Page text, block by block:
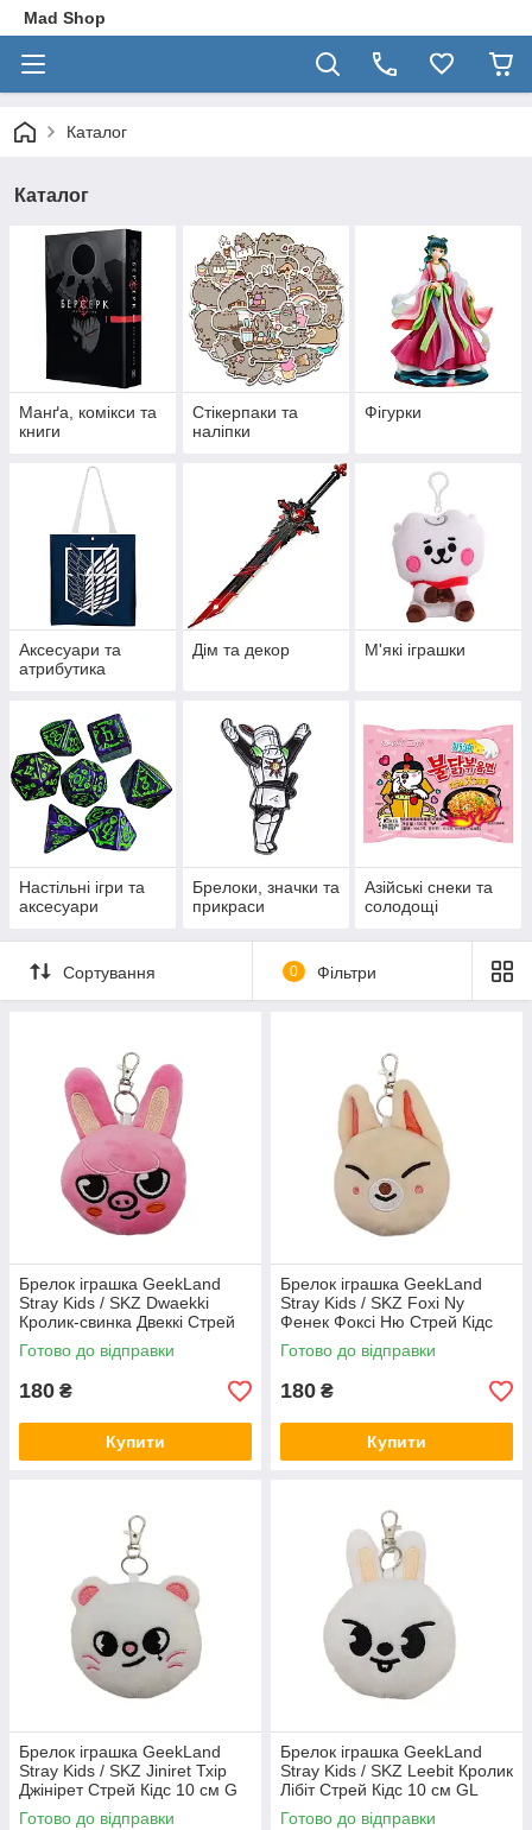
Mad Shop
Каталог
Каталог
Манґа, комікси та
книги
Стікерпаки та
наліпки
Фігурки
Аксесуари та
атрибутика
Дім та декор М'які іграшки
Настільні ігри та
аксесуари
Брелоки, значки та
прикраси
Азійські снеки та
солодощі
Сортування 0 Фільтри
Брелок іграшка GeekLand
Stray Kids / SKZ Dwaekki
Кролик-свинка Двеккі Стрей
Кідс 10 см G SKZ D05
Готово до відправки
180 ₴
Купити
Брелок іграшка GeekLand
Stray Kids / SKZ Foxi Ny
Фенек Фоксі Ню Стрей Кідс
10 см G SKZ FN07
Готово до відправки
180 ₴
Купити
Брелок іграшка GeekLand
Stray Kids / SKZ Jiniret Тхір
Джінірет Стрей Кідс 10 см G
SKZ J08
Готово до відправки
Брелок іграшка GeekLand
Stray Kids / SKZ Leebit Кролик
Лібіт Стрей Кідс 10 см GL
SKZ L 06
Готово до відправки